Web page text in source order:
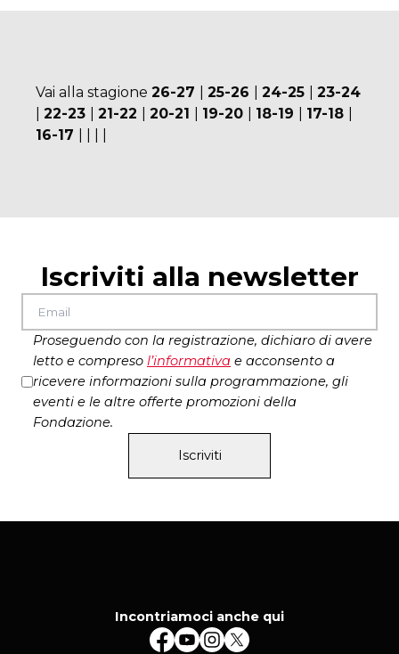
Vai alla stagione 26-27 25-26 24-25
23-24
22-23 21-22 20-21 19-20 18-19 17-18
16-17
Iscriviti alla newsletter
Proseguendo con la registrazione, dichiaro di avere
letto e compreso l’informativa e acconsento a
ricevere informazioni sulla programmazione, gli
eventi e le altre offerte promozioni della
Fondazione.
Iscriviti
Incontriamoci anche qui